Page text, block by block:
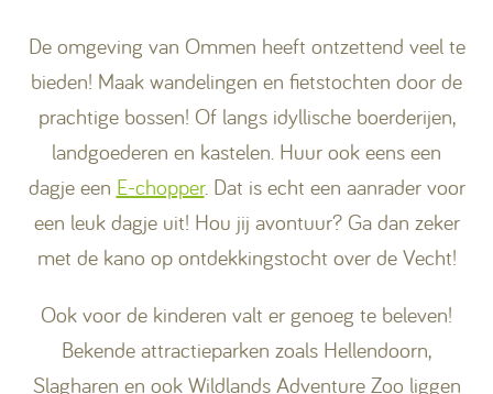
De omgeving van Ommen heeft ontzettend veel te
bieden! Maak wandelingen en fietstochten door de
prachtige bossen! Of langs idyllische boerderijen,
landgoederen en kastelen. Huur ook eens een
dagje een E-chopper. Dat is echt een aanrader voor
een leuk dagje uit! Hou jij avontuur? Ga dan zeker
met de kano op ontdekkingstocht over de Vecht!
Ook voor de kinderen valt er genoeg te beleven!
Bekende attractieparken zoals Hellendoorn,
Slagharen en ook Wildlands Adventure Zoo liggen